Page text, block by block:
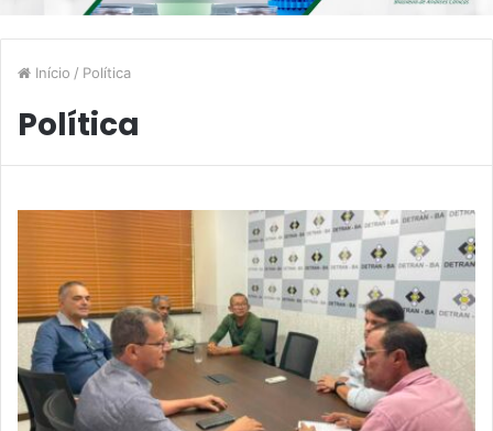
Início / Política
Política